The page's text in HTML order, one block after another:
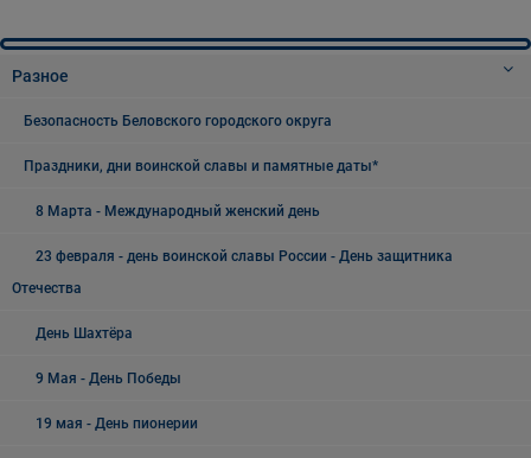
Разное
Безопасность Беловского городского округа
Праздники, дни воинской славы и памятные даты*
8 Марта - Международный женский день
23 февраля - день воинской славы России - День защитника
Отечества
День Шахтёра
9 Мая - День Победы
19 мая - День пионерии